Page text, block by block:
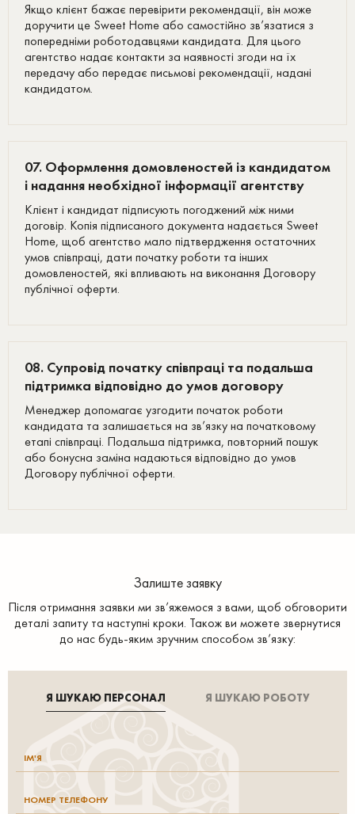
Якщо клієнт бажає перевірити рекомендації, він може
доручити це Sweet Home або самостійно зв’язатися з
попередніми роботодавцями кандидата. Для цього
агентство надає контакти за наявності згоди на їх
передачу або передає письмові рекомендації, надані
кандидатом.
07. Оформлення домовленостей із кандидатом
і надання необхідної інформації агентству
Клієнт і кандидат підписують погоджений між ними
договір. Копія підписаного документа надається Sweet
Home, щоб агентство мало підтвердження остаточних
умов співпраці, дати початку роботи та інших
домовленостей, які впливають на виконання Договору
публічної оферти.
08. Супровід початку співпраці та подальша
підтримка відповідно до умов договору
Менеджер допомагає узгодити початок роботи
кандидата та залишається на зв’язку на початковому
етапі співпраці. Подальша підтримка, повторний пошук
або бонусна заміна надаються відповідно до умов
Договору публічної оферти.
Залиште заявку
Після отримання заявки ми зв’яжемося з вами, щоб обговорити
деталі запиту та наступні кроки. Також ви можете звернутися
до нас будь-яким зручним способом зв’язку:
Я ШУКАЮ ПЕРСОНАЛ Я ШУКАЮ РОБОТУ